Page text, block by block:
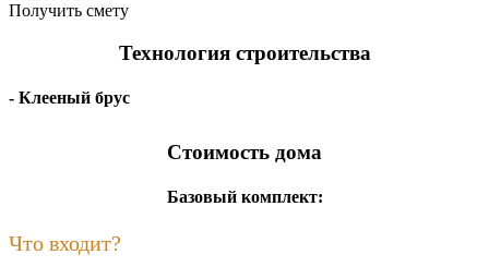
Получить смету
Технология строительства
- Клееный брус
Стоимость дома
Базовый комплект:
Что входит?